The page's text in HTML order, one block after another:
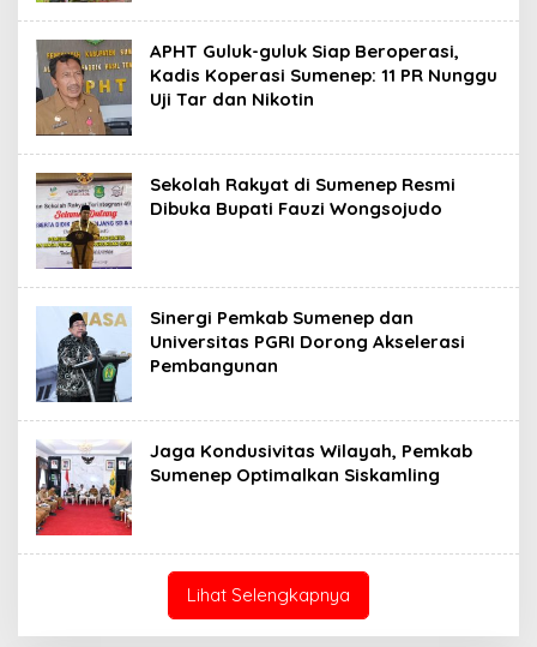
APHT Guluk-guluk Siap Beroperasi,
Kadis Koperasi Sumenep: 11 PR Nunggu
Uji Tar dan Nikotin
Sekolah Rakyat di Sumenep Resmi
Dibuka Bupati Fauzi Wongsojudo
Sinergi Pemkab Sumenep dan
Universitas PGRI Dorong Akselerasi
Pembangunan
Jaga Kondusivitas Wilayah, Pemkab
Sumenep Optimalkan Siskamling
Lihat Selengkapnya